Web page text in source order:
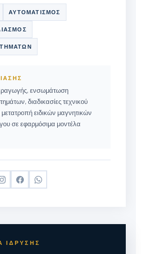
ΑΥΤΟΜΑΤΙΣΜΌΣ
ενσωμάτωση
διαδικασίες τεχνικού
ειδικών μαγνητικών
σε εφαρμόσιμα μοντέλα
ΊΔΡΥΣΗΣ